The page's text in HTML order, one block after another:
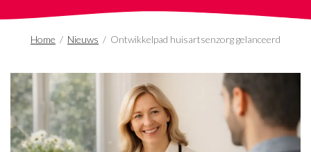
Home / Nieuws / Ontwikkelpad huisartsenzorg gelanceerd